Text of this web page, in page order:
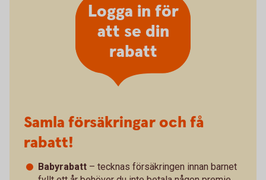
Samla försäkringar och få
rabatt!
Babyrabatt – tecknas försäkringen innan barnet
Logga in för
att se din
rabatt